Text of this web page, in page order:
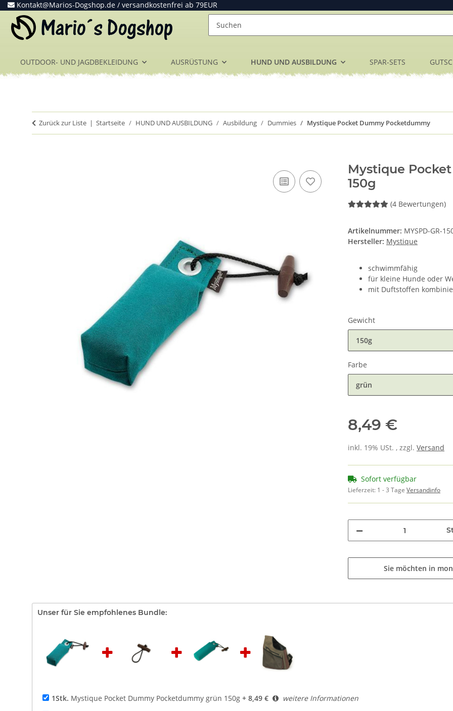
Kontakt@Marios-Dogshop.de / versandkostenfrei ab 79EUR
OUTDOOR- UND JAGDBEKLEIDUNG AUSRÜSTUNG HUND UND AUSBILDUNG SPAR-SETS
Zurück zur Liste Startseite HUND UND AUSBILDUNG Ausbildung Dummies Mystique Pocket Dummy Pocketdummy
Mystique
150g
(4 Bewertungen)
Artikelnummer: MYSPD-GR-
Hersteller: Mystique
schwimmfähig
für kleine Hunde oder
mit Duftstoffen
Gewicht
150g
Farbe
grün
8,49 €
inkl. 19% USt. , zzgl. Versand
Sofort verfügbar
Lieferzeit: 1 - 3 Tage Versandinfo
Sie möchten in
Unser für Sie empfohlenes Bundle:
1Stk. Mystique Pocket Dummy Pocketdummy grün 150g + 8,49 €
weitere Informationen